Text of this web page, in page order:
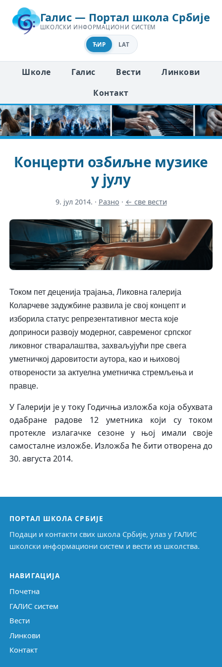
Галис — Портал школа Србије
ШКОЛСКИ ИНФОРМАЦИОНИ СИСТЕМ
ЋИР LAT
Школе Галис Вести
Линкови
Контакт
Концерти озбиљне музике
у јулу
9. јул 2014. · Разно · ← све вести
Током пет деценија трајања, Ликовна галерија
Коларчеве задужбине развила је свој концепт и
изборила статус репрезентативног места које
доприноси развоју модерног, савременог српског
ликовног стваралаштва, захваљујући пре свега
уметничкој даровитости аутора, као и њиховој
отворености за актуелна уметничка стремљења и
правце.
У Галерији је у току Годичња изложба која обухвата
одабране радове 12 уметника који су током
протекле излагачке сезоне у њој имали своје
самосталне изложбе. Изложба ће бити отворена до
30. августа 2014.
ПОРТАЛ ШКОЛА СРБИЈЕ
Подаци и контакти свих школа Србије, улаз у ГАЛИС
школски информациони систем и вести из школства.
НАВИГАЦИЈА
Почетна
ГАЛИС систем
Вести
Линкови
Контакт